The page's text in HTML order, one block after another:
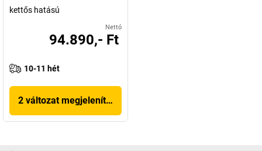
kettős hatású
Nettó
94.890,- Ft
10-11 hét
2 változat megjelenítése